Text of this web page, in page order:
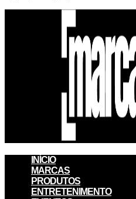
INÍCIO
MARCAS
PRODUTOS
ENTRETENIMENTO